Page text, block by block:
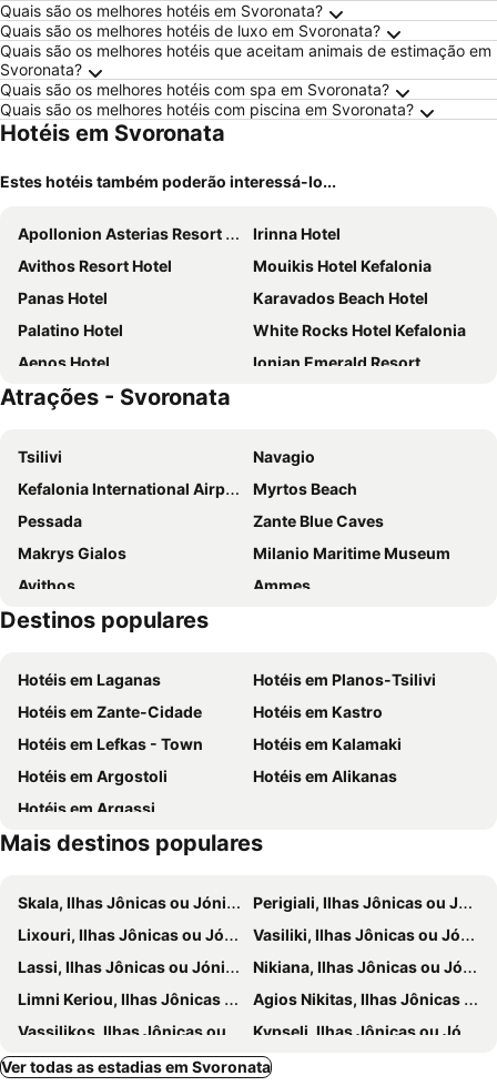
Quais são os melhores hotéis em Svoronata?
Quais são os melhores hotéis de luxo em Svoronata?
Quais são os melhores hotéis que aceitam animais de estimação em
Svoronata?
Quais são os melhores hotéis com spa em Svoronata?
Quais são os melhores hotéis com piscina em Svoronata?
Hotéis em Svoronata
Estes hotéis também poderão interessá-lo...
Apollonion Asterias Resort and Spa
Irinna Hotel
Avithos Resort Hotel
Mouikis Hotel Kefalonia
Panas Hotel
Karavados Beach Hotel
Palatino Hotel
White Rocks Hotel Kefalonia
Aenos Hotel
Ionian Emerald Resort
Astra Village Resort
Sky View Suites Kefalonia
Electra Kefalonia Hotel & Spa
Mediterranee
Celestial All Suites
Tourist Boutique Hotel
Simatos Apartments & Studios
F ZEEN KEFALONIA - Adults Only
Zest @ xi beach
Agios Gerasimos Studios
Princess Hotel
Fiore di Mare Studios
Argile Resort
Petania Hotel & Apartments
Sami Beach Hotel
Hotel Kourkoumelata
Tetra Retreat Kefalonia
Ammos Residence
Ionis Hotel
Mirabel City Center Hotel
Ideales Resort
Delfinia
Leivatho Hotel
Koxyli Studios & Apartments
Costa Avithos
Enalion
Lassi Hotel
Pension Effie
Hilltop Resort
Argostoli Hotel
Ionian Plaza Hotel & Spa
Petani Resort
Volidiera Guesthouse
Villa Elena
Atrações - Svoronata
Tsilivi
Navagio
Kefalonia International Airport
Myrtos Beach
Pessada
Zante Blue Caves
Makrys Gialos
Milanio Maritime Museum
Avithos
Ammes
Ai Chelis
Platys Gialos
Exogi
Xi
Pessada
Dafnoudi
Navy - Folklore Museum Ithaca
Poros
Dexia
Destinos populares
Hotéis em Laganas
Hotéis em Planos-Tsilivi
Hotéis em Zante-Cidade
Hotéis em Kastro
Hotéis em Lefkas - Town
Hotéis em Kalamaki
Hotéis em Argostoli
Hotéis em Alikanas
Hotéis em Argassi
Mais destinos populares
Skala, Ilhas Jônicas ou Jónicas Hotéis
Perigiali, Ilhas Jônicas ou Jónicas Hotéis
Lixouri, Ilhas Jônicas ou Jónicas Hotéis
Vasiliki, Ilhas Jônicas ou Jónicas Hotéis
Lassi, Ilhas Jônicas ou Jónicas Hotéis
Nikiana, Ilhas Jônicas ou Jónicas Hotéis
Limni Keriou, Ilhas Jônicas ou Jónicas Hotéis
Agios Nikitas, Ilhas Jônicas ou Jónicas Hotéis
Vassilikos, Ilhas Jônicas ou Jónicas Hotéis
Kypseli, Ilhas Jônicas ou Jónicas Hotéis
Bochali, Ilhas Jônicas ou Jónicas Hotéis
Mouzaki, Ilhas Jônicas ou Jónicas Hotéis
Ver todas as estadias em Svoronata